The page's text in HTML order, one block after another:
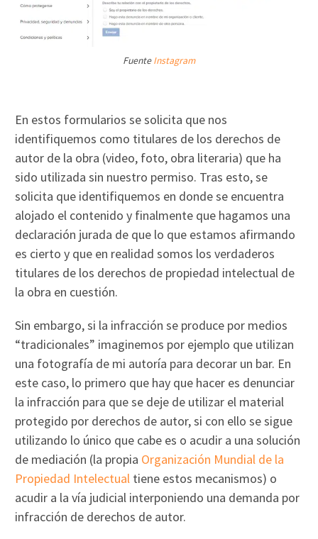
FuenteInstagram
En estos formularios se solicita que nos
identifiquemos como titulares de los derechos de
autor de la obra (video, foto, obra literaria) que ha
sido utilizada sin nuestro permiso. Tras esto, se
solicita que identifiquemos en donde se encuentra
alojado el contenido y finalmente que hagamos una
declaración jurada de que lo que estamos afirmando
es cierto y que en realidad somos los verdaderos
titulares de los derechos de propiedad intelectual de
la obra en cuestión.
Sin embargo, si la infracción se produce por medios
“tradicionales” imaginemos por ejemplo que utilizan
una fotografía de mi autoría para decorar un bar. En
este caso, lo primero que hay que hacer es denunciar
la infracción para que se deje de utilizar el material
protegido por derechos de autor, si con ello se sigue
utilizando lo único que cabe es o acudir a una solución
de mediación (la propia Organización Mundial de la
Propiedad Intelectual tiene estos mecanismos) o
acudir a la vía judicial interponiendo una demanda por
infracción de derechos de autor.